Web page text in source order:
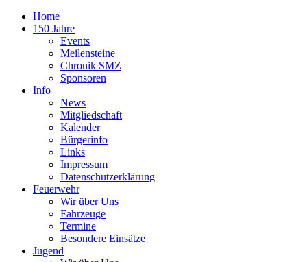
Home
150 Jahre
Events
Meilensteine
Chronik SMZ
Sponsoren
Info
News
Mitgliedschaft
Kalender
Bürgerinfo
Links
Impressum
Datenschutzerklärung
Feuerwehr
Wir über Uns
Fahrzeuge
Termine
Besondere Einsätze
Jugend